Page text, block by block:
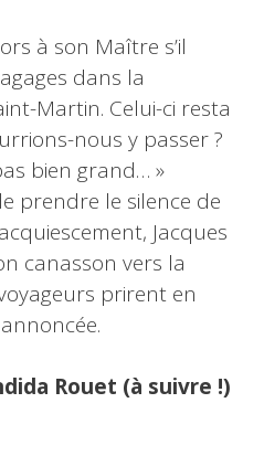
à son Maître s’il
dans la
Martin. Celui-ci resta
nous y passer ?
bien grand… »
prendre le silence de
Jacques
canasson vers la
prirent en
Rouet (à suivre !)